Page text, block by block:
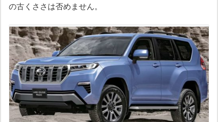
の古くささは否めません。